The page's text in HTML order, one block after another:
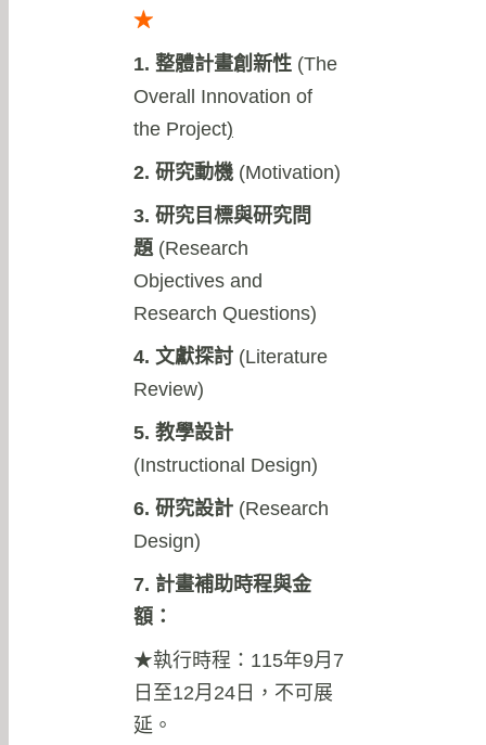
★
1. 整體計畫創新性 (The
Overall Innovation of
the Project)
2. 研究動機 (Motivation)
3. 研究目標與研究問
題 (Research
Objectives and
Research Questions)
4. 文獻探討 (Literature
Review)
5. 教學設計
(Instructional Design)
6. 研究設計 (Research
Design)
7. 計畫補助時程與金
額：
★執行時程：115年9月7
日至12月24日，不可展
延。